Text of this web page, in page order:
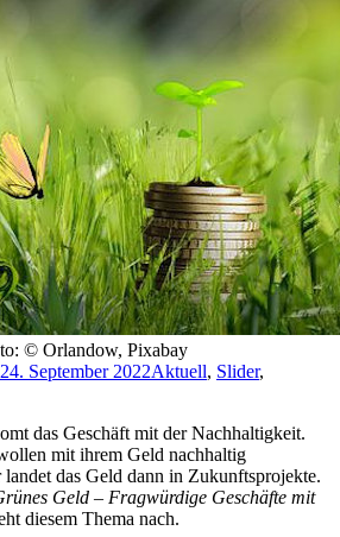
© Orlandow, Pixabay
24. September 2022Aktuell, Slider,
das Geschäft mit der Nachhaltigkeit.
mit ihrem Geld nachhaltig
das Geld dann in Zukunftsprojekte.
Geld – Fragwürdige Geschäfte mit
diesem Thema nach.